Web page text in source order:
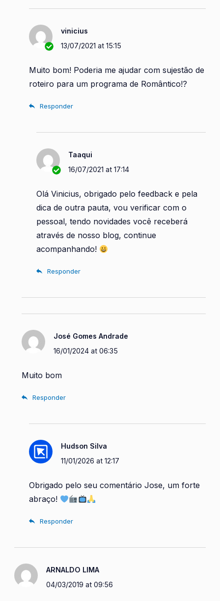
vinicius
13/07/2021 at 15:15
Muito bom! Poderia me ajudar com sujestão de
roteiro para um programa de Romântico!?
Responder
Taaqui
16/07/2021 at 17:14
Olá Vinicius, obrigado pelo feedback e pela
dica de outra pauta, vou verificar com o
pessoal, tendo novidades você receberá
através de nosso blog, continue
acompanhando!
Responder
José Gomes Andrade
16/01/2024 at 06:35
Muito bom
Responder
Hudson Silva
11/01/2026 at 12:17
Obrigado pelo seu comentário Jose, um forte
abraço!
Responder
ARNALDO LIMA
04/03/2019 at 09:56